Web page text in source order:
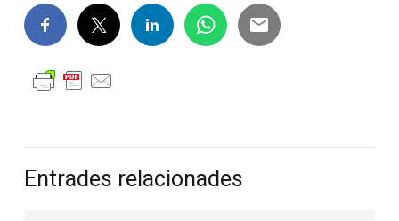
Entrades relacionades